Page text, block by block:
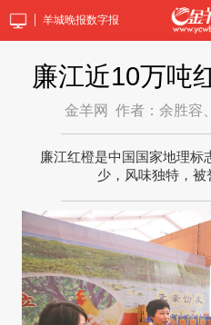
羊城晚报数字报
廉江近10万吨
金羊网 作者：余胜容
廉江红橙是中国国家地理标
少，风味独特，被